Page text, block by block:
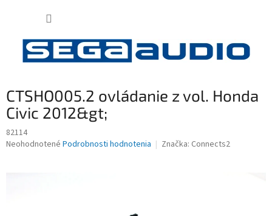
CTSHO005.2 ovládanie z vol. Honda
Civic 2012&gt;
82114
Priemerné
Neohodnotené Podrobnosti hodnotenia Značka: Connects2